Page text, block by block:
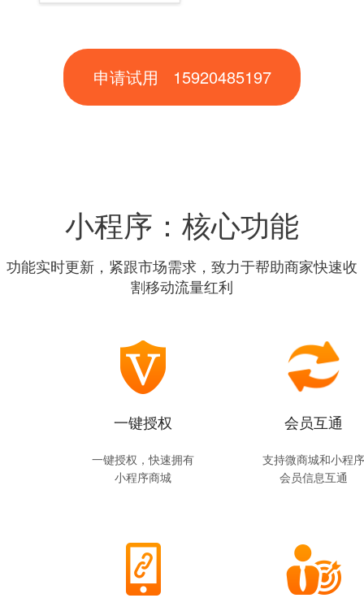
申请试用 15920485197
小程序：核心功能
功能实时更新，紧跟市场需求，致力于帮助商家快速收
割移动流量红利
一键授权
一键授权，快速拥有
小程序商城
会员互通
支持微商城和小程序
会员信息互通